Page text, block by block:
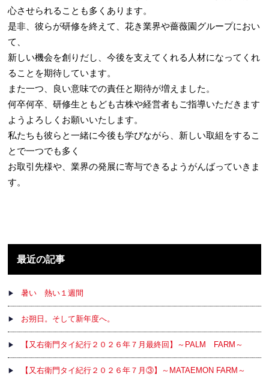
心させられることも多くあります。
是非、彼らが研修を終えて、花き業界や薔薇園グループにおい
て、
新しい機会を創りだし、今後を支えてくれる人材になってくれ
ることを期待しています。
また一つ、良い意味での責任と期待が増えました。
何卒何卒、研修生ともども古株や経営者もご指導いただきます
ようよろしくお願いいたします。
私たちも彼らと一緒に今後も学びながら、新しい取組をするこ
とで一つでも多く
お取引先様や、業界の発展に寄与できるようがんばっていきま
す。
最近の記事
暑い 熱い１週間
お朔日。そして新年度へ。
【又右衛門タイ紀行２０２６年７月最終回】～PALM FARM～
【又右衛門タイ紀行２０２６年７月③】～MATAEMON FARM～